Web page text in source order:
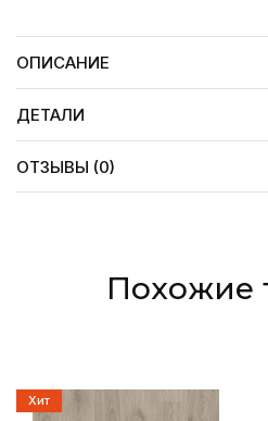
ОПИСАНИЕ
ДЕТАЛИ
ОТЗЫВЫ (0)
Похожие
Хит